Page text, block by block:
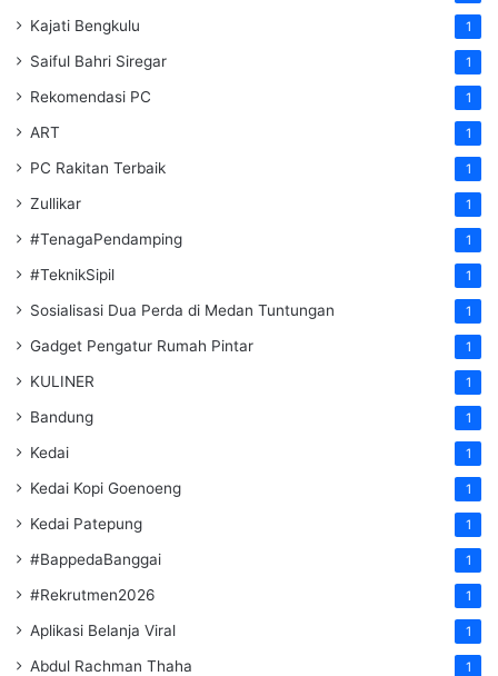
Kajati Bengkulu 1
Saiful Bahri Siregar 1
Rekomendasi PC 1
ART 1
PC Rakitan Terbaik 1
Zullikar 1
#TenagaPendamping 1
#TeknikSipil 1
Sosialisasi Dua Perda di Medan Tuntungan 1
Gadget Pengatur Rumah Pintar 1
KULINER 1
Bandung 1
Kedai 1
Kedai Kopi Goenoeng 1
Kedai Patepung 1
#BappedaBanggai 1
#Rekrutmen2026 1
Aplikasi Belanja Viral 1
Abdul Rachman Thaha 1